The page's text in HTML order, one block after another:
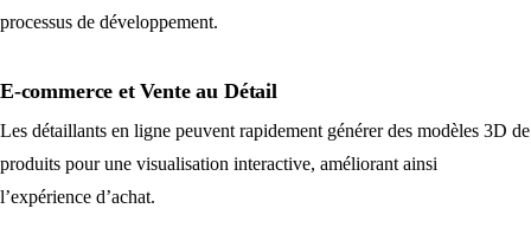
processus de développement.
E-commerce et Vente au Détail
Les détaillants en ligne peuvent rapidement générer des modèles 3D de
produits pour une visualisation interactive, améliorant ainsi
l’expérience d’achat.